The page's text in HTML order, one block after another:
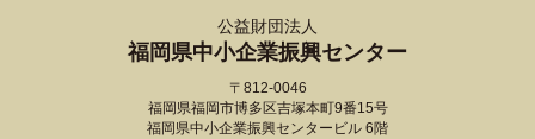
公益財団法人
福岡県中小企業振興センター
〒812-0046
福岡県福岡市博多区吉塚本町9番15号
福岡県中小企業振興センタービル 6階